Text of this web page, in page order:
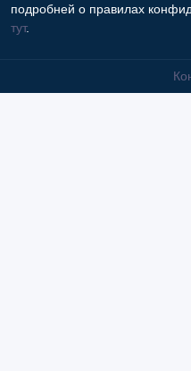
подробней о правилах
тут.